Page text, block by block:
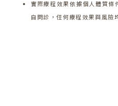
實際療程效果依據個人體質條
自問診，任何療程效果與風險